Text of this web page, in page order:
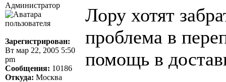
Администратор
Зарегистрирован:
Вт мар 22, 2005 5:50
pm
Сообщения: 10186
Откуда: Москва
Лору хотят
проблема в
помощь в